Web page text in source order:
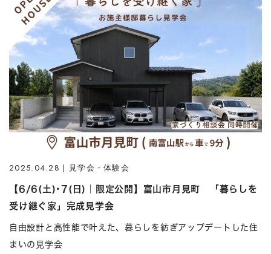
2025.04.28 | 見学会・体験会
【6/6(土)･7(日)｜限定公開】富山市月見町 「暮らしを
受け継ぐ家」完成見学会
自由設計と高性能で叶えた、暮らしを紡ぎアップデートした住
まいの見学会